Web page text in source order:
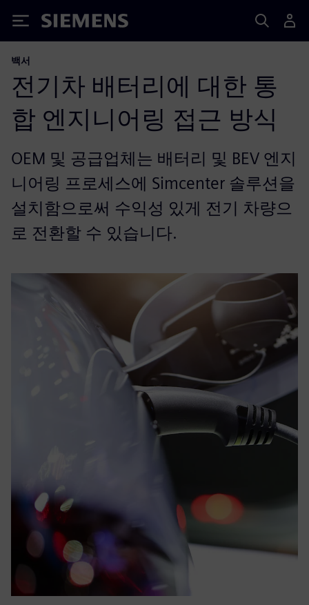
Siemens
백서
전기차 배터리에 대한 통
합 엔지니어링 접근 방식
OEM 및 공급업체는 배터리 및 BEV 엔지
니어링 프로세스에 Simcenter 솔루션을
설치함으로써 수익성 있게 전기 차량으
로 전환할 수 있습니다.